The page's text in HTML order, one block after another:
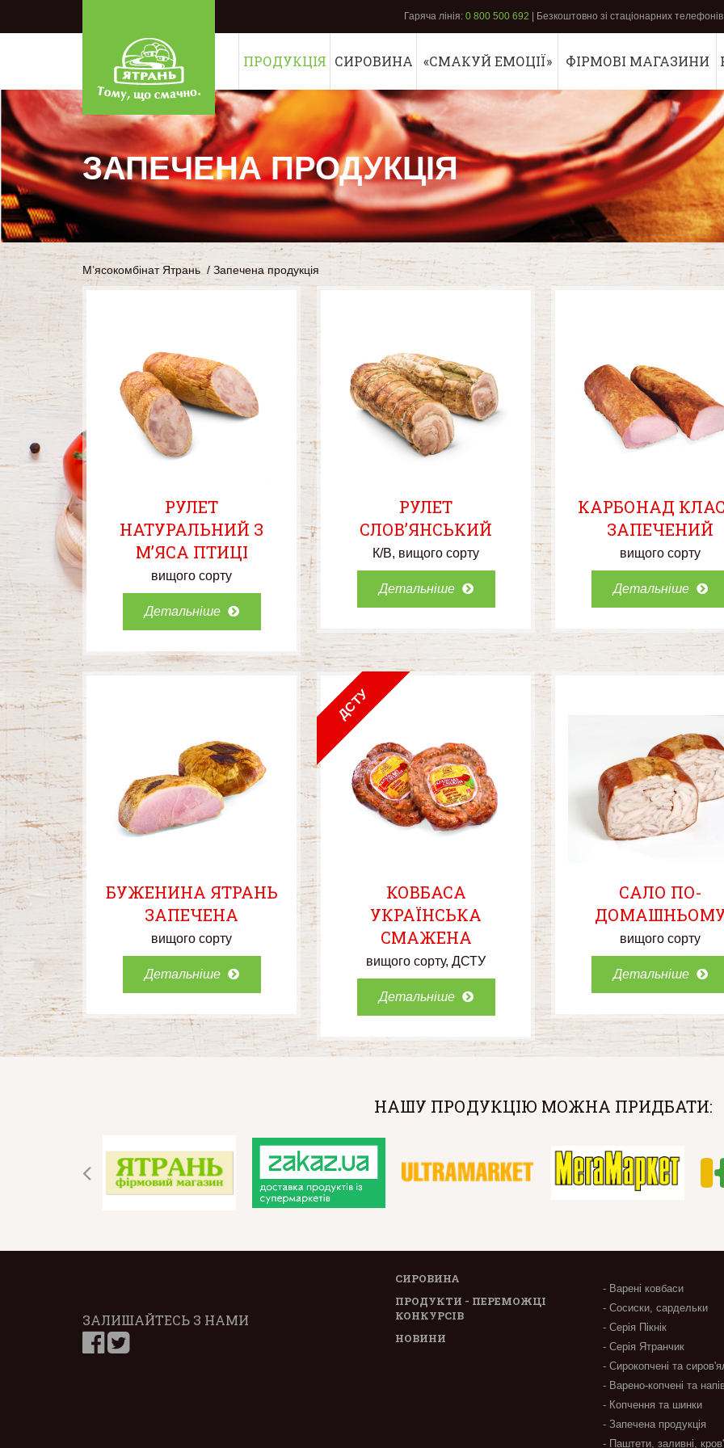
Гаряча лінія: 0 800 500 692 | Безкоштовно зі стаціонарних телефонів
ПРОДУКЦІЯ СИРОВИНА «СМАКУЙ ЕМОЦІЇ» ФІРМОВІ МАГАЗИНИ
ЗАПЕЧЕНА ПРОДУКЦІЯ
М’ясокомбінат Ятрань/ Запечена продукція
РУЛЕТ
НАТУРАЛЬНИЙ З
М’ЯСА ПТИЦІ
вищого сорту
Детальніше
РУЛЕТ
СЛОВ’ЯНСЬКИЙ
К/В вищого сорту
Детальніше
КАРБОНАД
ЗАПЕЧЕНИЙ
вищого сорту
Детальніше
БУЖЕНИНА ЯТРАНЬ
ЗАПЕЧЕНА
вищого сорту
Детальніше
ДСТУ
КОВБАСА
УКРАЇНСЬКА
СМАЖЕНА
вищого сорту ДСТУ
Детальніше
САЛО ПО-
вищого сорту
Детальніше
НАШУ ПРОДУКЦІЮ МОЖНА ПРИДБАТИ:
ЗАЛИШАЙТЕСЬ З НАМИ
СИРОВИНА
ПРОДУКТИ - ПЕРЕМОЖЦІ
КОНКУРСІВ
НОВИНИ
- Варені ковбаси
- Сосиски, сардельки
- Серія Пікнік
- Серія Ятранчик
- Сирокопчені та
- Варено-копчені та
- Копчення та шинки
- Запечена продукція
- Паштети, заливні,